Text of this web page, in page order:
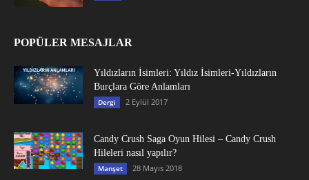
POPÜLER MESAJLAR
Yıldızların İsimleri: Yıldız İsimleri-Yıldızların
Burçlara Göre Anlamları
Dergi 2 Eylül 2017
Candy Crush Saga Oyun Hilesi – Candy Crush
Hileleri nasıl yapılır?
Manşet 28 Mayıs 2018